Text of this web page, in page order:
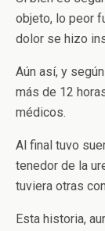
objeto, lo peor
dolor se hizo
Aún así, y
más de 12
médicos.
Al final tuvo
tenedor de la
tuviera otras
Esta historia,